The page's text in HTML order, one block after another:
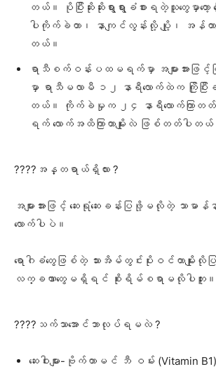
တယ်။ ပိုပြီးဆိုးဆိုးရွားရွားခံစားရတဲ့သူတွေမှာတော့
ပါကိုက်ခဲတာ၊ နာကျင်လွန်းလို့ ပျို့၊ အန်တ
တယ်။
ရာသီစက်ဝန်းပထမရက်မှာ အများအားဖြင့်
မှာ ရာသီမလာမီ ၁၂ နာရီလောက်ထဲက ကြိုပြီး
တယ်။ ကိုက်ခဲမှုက ၂၄ နာရီလောက်ကြာတတ်
ရက် လောက်အထိကြာတာမျိုးလဲ ဖြစ်တတ်ပါတယ်
????အန္တရာယ်ရှိလား ?
အများအားဖြင့် ဆေးရုံဆေးခန်းပြဖို့မလိုတဲ့ သာ
လောက်ပါပဲ။
ရောဂါခံတွေဖြစ်တဲ့ သားအိမ်တွင်းပိုးဝင်တာမျိုးလိုပြ
လက္ခဏာတွေမရှိရင် စိုးရိမ်စရာမလိုပါဘူး။
????သက်သာအောင်ဘာလုပ်ရမလဲ ?
ဆေးဝါးများ-ဗိုက်တာမင် ဘီ ဝမ်း (Vitamin